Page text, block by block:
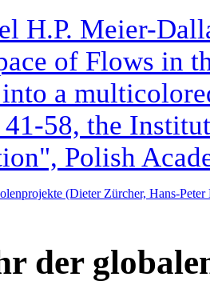
H.P. Meier-
of Flows in
a
58, the
Polish
(Dieter Zürcher, Hans-
der